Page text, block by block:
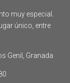
muy especial.
único, entre
Genil, Granada